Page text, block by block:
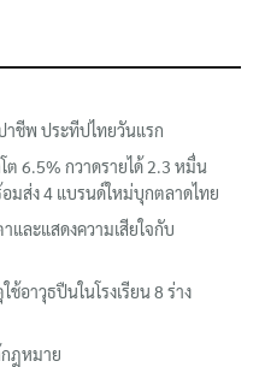
าชีพ ประทีปไทยวันแรก
ต 6.5% กวาดรายได้ 2.3 หมื่น
อมส่ง 4 แบรนด์ใหม่บุกตลาดไทย
และแสดงความเสียใจกับ
อาวุธปืนในโรงเรียน 8 ร่าง
ฎหมาย